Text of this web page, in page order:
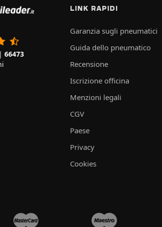
| 66473
LINK RAPIDI
Garanzia sugli pneumatici
Guida dello pneumatico
Recensione
Iscrizione officina
Menzioni legali
CGV
Paese
Privacy
Cookies